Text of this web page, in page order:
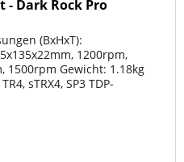
- Dark Rock Pro
(BxHxT):
1200rpm,
1500rpm Gewicht: 1.18kg
sTRX4, SP3 TDP-